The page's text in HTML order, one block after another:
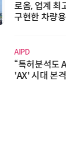
Wide-SOA
개발
”…IP산업
재산처 1호